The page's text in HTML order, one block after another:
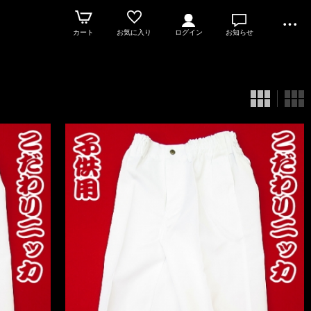
カート お気に入り ログイン お知らせ